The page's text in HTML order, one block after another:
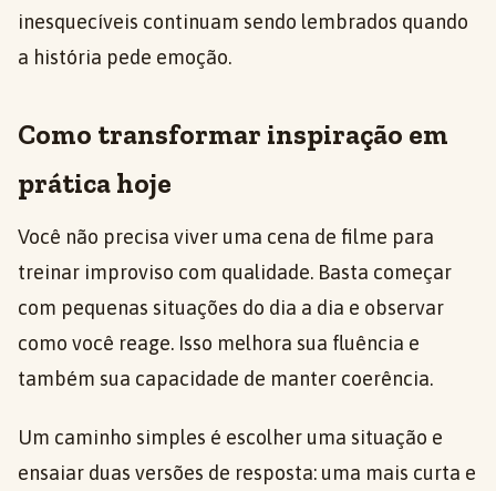
inesquecíveis continuam sendo lembrados quando
a história pede emoção.
Como transformar inspiração em
prática hoje
Você não precisa viver uma cena de filme para
treinar improviso com qualidade. Basta começar
com pequenas situações do dia a dia e observar
como você reage. Isso melhora sua fluência e
também sua capacidade de manter coerência.
Um caminho simples é escolher uma situação e
ensaiar duas versões de resposta: uma mais curta e